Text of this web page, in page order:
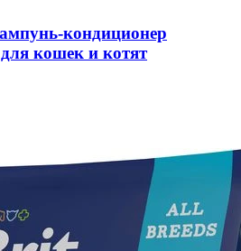
кондиционер
кошек и котят